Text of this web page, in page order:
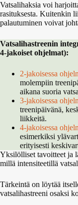
Vatsalihaksia voi
rasituksesta. Kuitenkin
palautuminen voivat
Vatsalihastreenin
4-jakoiset ohjelmat):
2-jakoisessa
molempiin
aikana suoria
3-jakoisessa
treenipäivänä,
liikkeitä.
4-jakoisessa
esimerkiksi
erityisesti
Yksilölliset tavoitteet ja
millä intensiteetillä
Tärkeintä on löytää
vatsalihastreeni osaksi